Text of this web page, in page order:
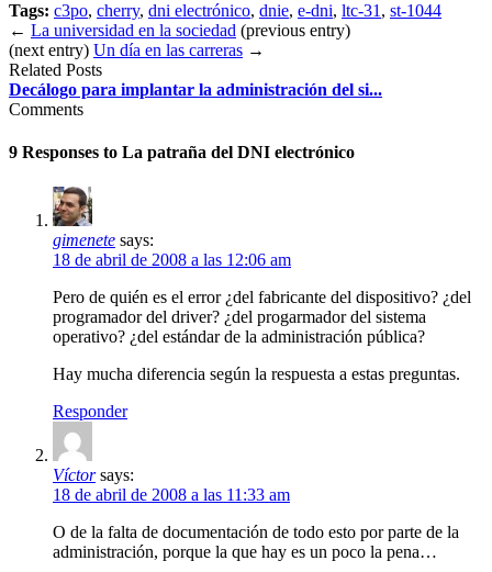
Tags: c3po, cherry, dni electrónico, dnie, e-dni, ltc-31 , st-1044
← La universidad en la sociedad (previous entry)
(next entry) Un día en las carreras →
Related Posts
Decálogo para implantar la administración del si...
Comments
9 Responses to La patraña del DNI electrónico
gimenete says:
18 de abril de 2008 a las 12:06 am
Pero de quién es el error ¿del fabricante del dispositivo? ¿del
programador del driver? ¿del progarmador del sistema
operativo? ¿del estándar de la administración pública?
Hay mucha diferencia según la respuesta a estas preguntas.
Responder
Víctor says:
18 de abril de 2008 a las 11:33 am
O de la falta de documentación de todo esto por parte de la
administración, porque la que hay es un poco la pena…